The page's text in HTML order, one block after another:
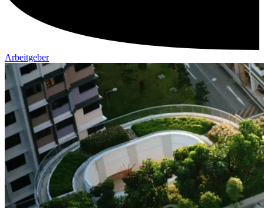
Arbeitgeber